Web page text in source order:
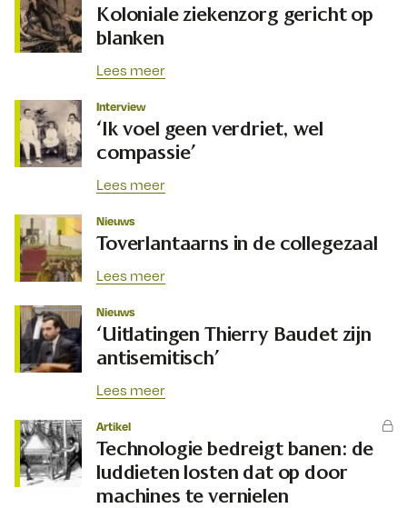
Koloniale ziekenzorg gericht op
blanken
Lees meer
Interview
‘Ik voel geen verdriet, wel
compassie’
Lees meer
Nieuws
Toverlantaarns in de collegezaal
Lees meer
Nieuws
‘Uitlatingen Thierry Baudet zijn
antisemitisch’
Lees meer
Artikel
Technologie bedreigt banen: de
luddieten losten dat op door
machines te vernielen